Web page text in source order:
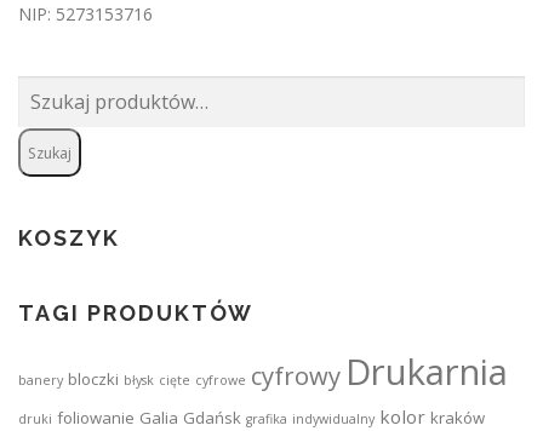
NIP: 5273153716
Szukaj:
Szukaj
KOSZYK
TAGI PRODUKTÓW
banery bloczki błysk cięte cyfrowe cyfrowy Drukarnia
druki foliowanie Galia Gdańsk grafika indywidualny kolor kraków